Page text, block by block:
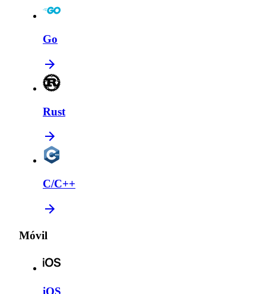
Go
Rust
C/C++
Móvil
iOS